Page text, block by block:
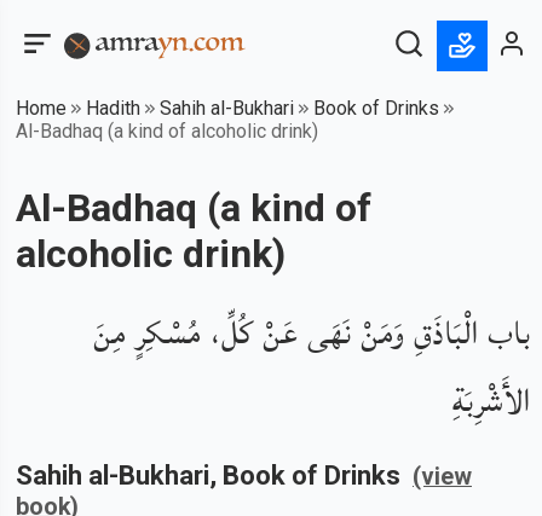
Home Hadith Sahih al-Bukhari
Book of Drinks
Al-Badhaq (a kind of alcoholic drink)
Al-Badhaq (a kind of
alcoholic drink)
باب الْبَاذَقِ وَمَنْ نَهَى عَنْ كُلِّ، مُسْكِرٍ مِنَ
الأَشْرِبَةِ
Sahih al-Bukhari, Book of Drinks (view
book)